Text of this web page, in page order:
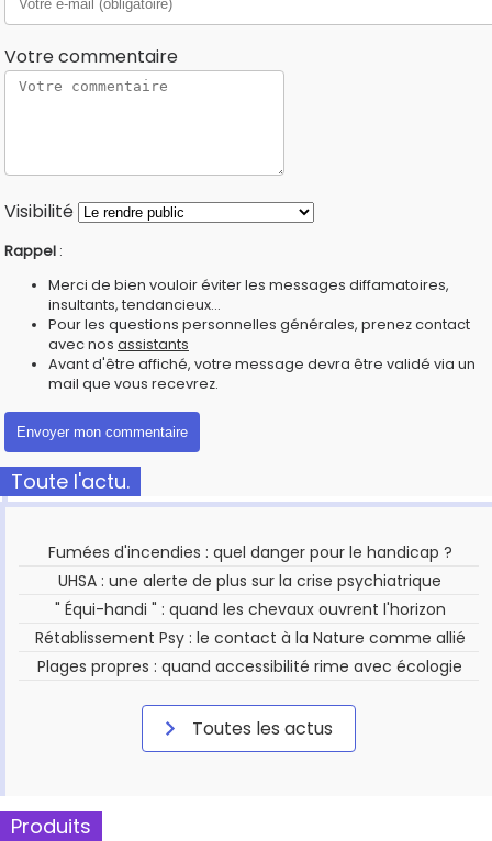
Votre commentaire
Visibilité
Rappel :
Merci de bien vouloir éviter les messages diffamatoires,
insultants, tendancieux...
Pour les questions personnelles générales, prenez contact
avec nos assistants
Avant d'être affiché, votre message devra être validé via un
mail que vous recevrez.
Toute l'actu.
Fumées d'incendies : quel danger pour le handicap ?
UHSA : une alerte de plus sur la crise psychiatrique
" Équi-handi " : quand les chevaux ouvrent l'horizon
Rétablissement Psy : le contact à la Nature comme allié
Plages propres : quand accessibilité rime avec écologie
Toutes les actus
Produits